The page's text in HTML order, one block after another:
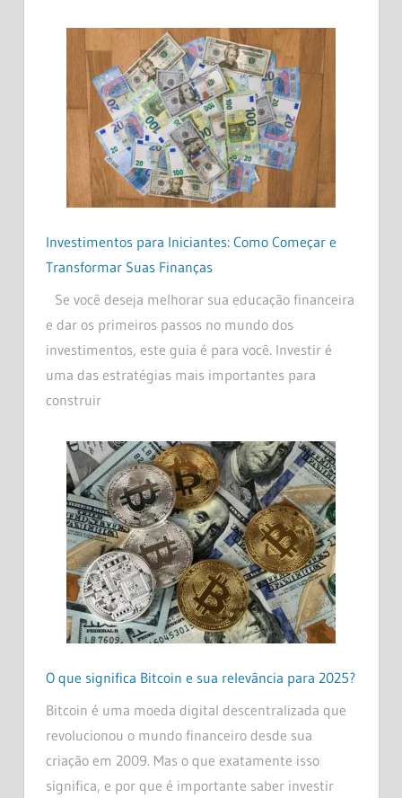
Investimentos para Iniciantes: Como Começar e
Transformar Suas Finanças
Se você deseja melhorar sua educação financeira
e dar os primeiros passos no mundo dos
investimentos, este guia é para você. Investir é
uma das estratégias mais importantes para
construir
O que significa Bitcoin e sua relevância para 2025?
Bitcoin é uma moeda digital descentralizada que
revolucionou o mundo financeiro desde sua
criação em 2009. Mas o que exatamente isso
significa, e por que é importante saber investir